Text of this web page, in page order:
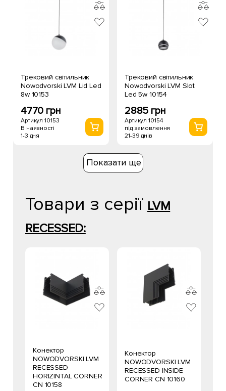
Трековий світильник
Nowodvorski LVM Lid Led
8w 10153
4770 грн
Артикул 10153
В наявності
1-3 дня
Трековий світильник
Nowodvorski LVM Slot
Led 5w 10154
2885 грн
Артикул 10154
під замовлення
21-39 днів
Показати ще
Товари з серії LVM
RECESSED:
Конектор
NOWODVORSKI LVM
RECESSED
HORIZINTAL CORNER
CN 10158
Конектор
NOWODVORSKI LVM
RECESSED INSIDE
CORNER CN 10160